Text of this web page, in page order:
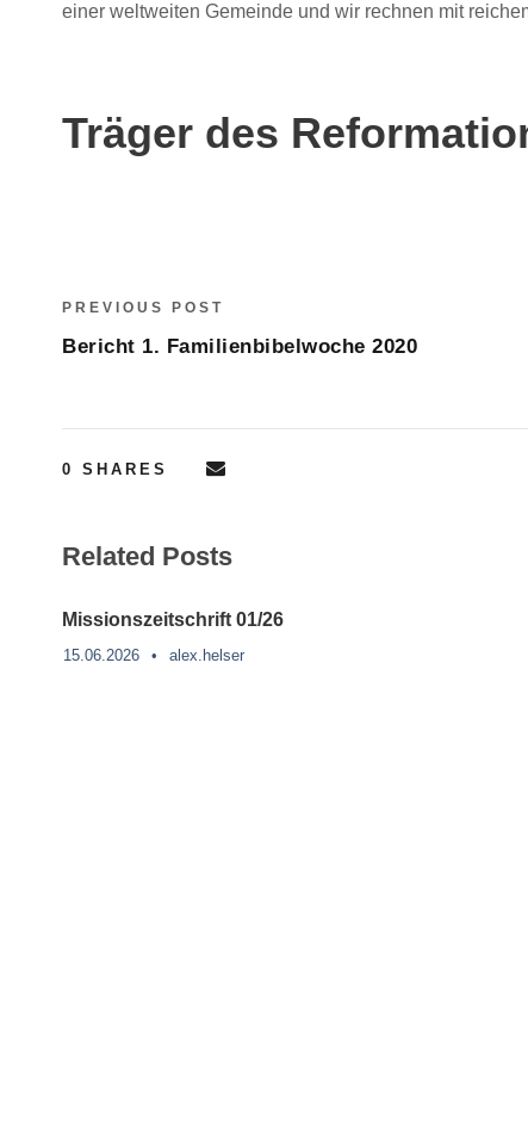
einer weltweiten Gemeinde und wir rechnen mit
Träger des
PREVIOUS POST
Bericht 1. Familienbibelwoche 2020
0 SHARES
Related Posts
Missionszeitschrift 01/26
15.06.2026 • alex.helser